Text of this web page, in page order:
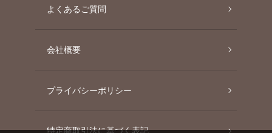
よくあるご質問
会社概要
プライバシーポリシー
特定商取引法に基づく表記